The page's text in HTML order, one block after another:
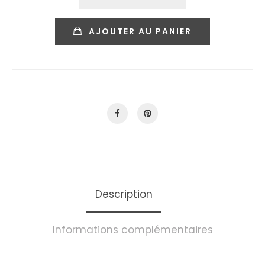
AJOUTER AU PANIER
Description
Informations complémentaires